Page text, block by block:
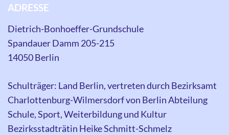
ADRESSE
Dietrich-Bonhoeffer-Grundschule
Spandauer Damm 205-215
14050 Berlin
Schulträger: Land Berlin, vertreten durch Bezirksamt
Charlottenburg-Wilmersdorf von Berlin Abteilung
Schule, Sport, Weiterbildung und Kultur
Bezirksstadträtin Heike Schmitt-Schmelz